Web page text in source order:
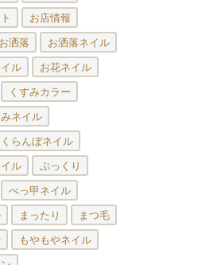
お店情報
お洒落 お洒落ネイル
ル お花ネイル
くすみカラー
みネイル
らんぼネイル
ル ぷっくり
べっ甲ネイル
まったり まつ毛
もやもやネイル